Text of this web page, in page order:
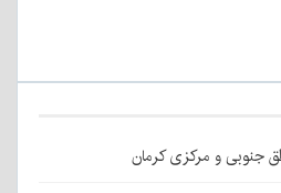
جنوبی و مرکزی کرمان